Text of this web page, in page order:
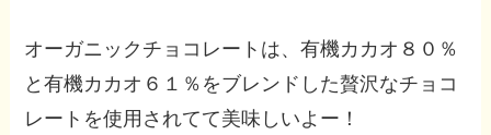
オーガニックチョコレートは、有機カカオ８０％
と有機カカオ６１％をブレンドした贅沢なチョコ
レートを使用されてて美味しいよー！